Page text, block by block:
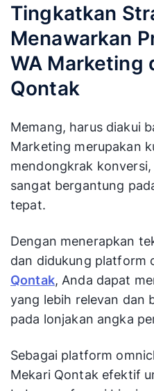
Tingkatkan
Menawarkan
WA Marketing
Qontak
Memang, harus diakui
Marketing merupakan
mendongkrak
sangat bergantung
tepat.
Dengan menerapkan
dan didukung platform
Qontak, Anda dapat
yang lebih relevan dan
pada lonjakan angka
Sebagai platform
Mekari Qontak efektif